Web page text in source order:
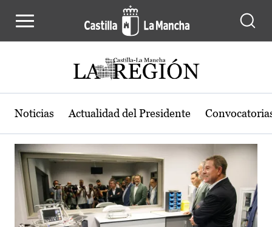
Actualidad de la región de Castilla-
Noticias Actualidad del Presidente